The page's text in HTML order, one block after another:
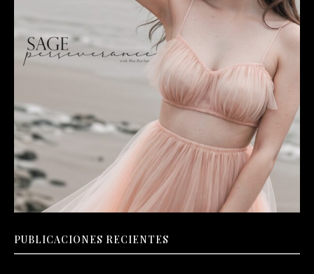
PUBLICACIONES RECIENTES